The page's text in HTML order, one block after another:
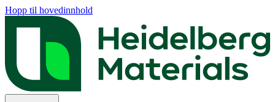
Hopp til hovedinnhold